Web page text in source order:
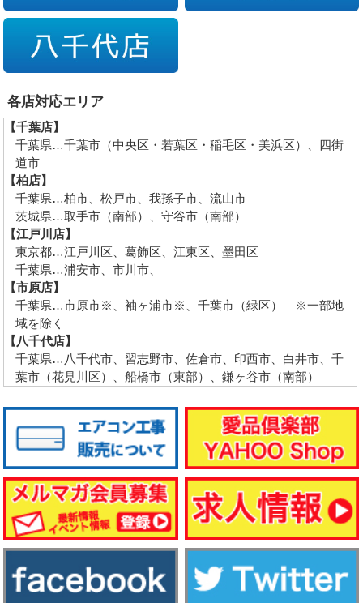
各店対応エリア
【千葉店】
千葉県…千葉市（中央区・若葉区・稲毛区・美浜区）、四街
道市
【柏店】
千葉県…柏市、松戸市、我孫子市、流山市
茨城県…取手市（南部）、守谷市（南部）
【江戸川店】
東京都…江戸川区、葛飾区、江東区、墨田区
千葉県…浦安市、市川市、
【市原店】
千葉県…市原市※、袖ヶ浦市※、千葉市（緑区） ※一部地
域を除く
【八千代店】
千葉県…八千代市、習志野市、佐倉市、印西市、白井市、千
葉市（花見川区）、船橋市（東部）、鎌ヶ谷市（南部）